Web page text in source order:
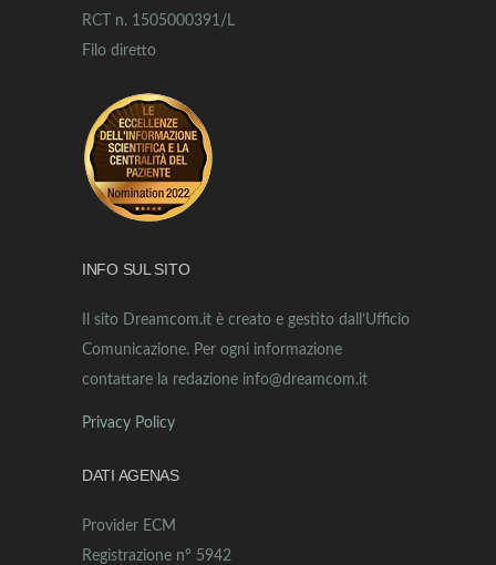
RCT n. 1505000391/L
Filo diretto
INFO SUL SITO
Il sito Dreamcom.it è creato e gestito dall’Ufficio
Comunicazione. Per ogni informazione
contattare la redazione info@dreamcom.it
Privacy Policy
DATI AGENAS
Provider ECM
Registrazione n° 5942